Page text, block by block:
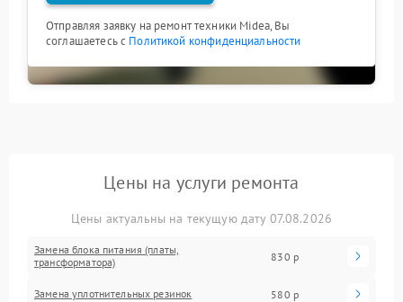
Отправляя заявку на ремонт техники Midea, Вы
соглашаетесь с Политикой конфиденциальности
Цены на услуги ремонта
Цены актуальны на текущую дату 07.08.2026
Замена блока питания (платы,
трансформатора)
830 р
Замена уплотнительных резинок 580 р